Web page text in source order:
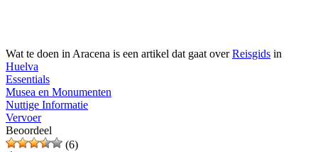
Wat te doen in Aracena is een artikel dat gaat overReisgids in
Huelva
Essentials
Musea en Monumenten
Nuttige Informatie
Vervoer
Beoordeel
(6)